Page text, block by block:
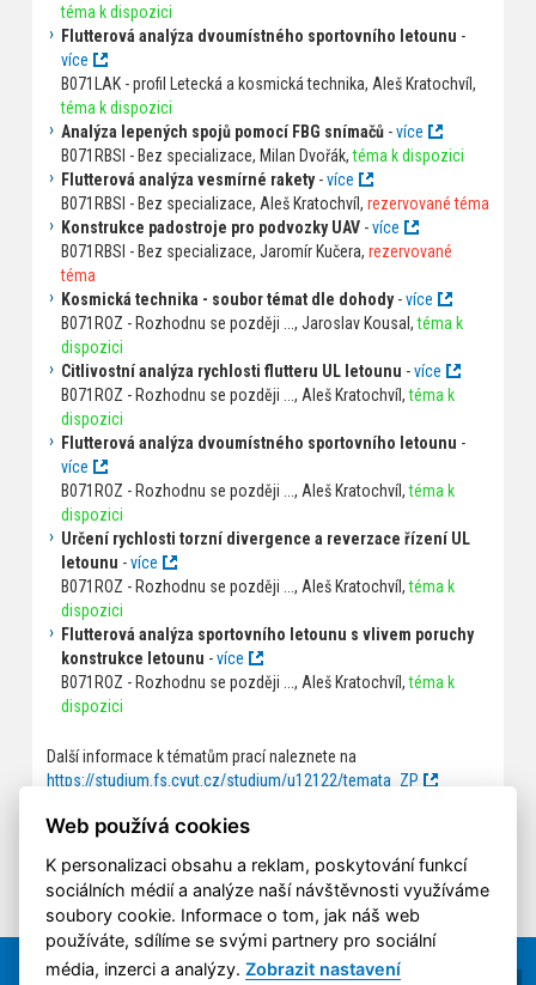
téma k dispozici
Flutterová analýza dvoumístného sportovního letounu -
více
B071LAK - profil Letecká a kosmická technika, Aleš Kratochvíl,
téma k dispozici
Analýza lepených spojů pomocí FBG snímačů-více
B071RBSI - Bez specializace, Milan Dvořák,téma k dispozici
Flutterová analýza vesmírné rakety-více
B071RBSI - Bez specializace, Aleš Kratochvíl, rezervované téma
Konstrukce padostroje pro podvozky UAV-více
B071RBSI - Bez specializace, Jaromír Kučera, rezervované
téma
Kosmická technika - soubor témat dle dohody-více
B071ROZ - Rozhodnu se později ..., Jaroslav Kousal,téma k
dispozici
Citlivostní analýza rychlosti flutteru UL letounu -více
B071ROZ - Rozhodnu se později ..., Aleš Kratochvíl,téma k
dispozici
Flutterová analýza dvoumístného sportovního letounu -
více
B071ROZ - Rozhodnu se později ..., Aleš Kratochvíl,téma k
dispozici
Určení rychlosti torzní divergence a reverzace řízení UL
letounu -více
B071ROZ - Rozhodnu se později ..., Aleš Kratochvíl,téma k
dispozici
Flutterová analýza sportovního letounu s vlivem poruchy
konstrukce letounu -více
B071ROZ - Rozhodnu se později ..., Aleš Kratochvíl,téma k
dispozici
Další informace k tématům prací naleznete na
https://studium.fs.cvut.cz/studium/u12122/temata_ZP
►Nabídky závěrečných prací z firemní praxe
Web používá cookies
K personalizaci obsahu a reklam, poskytování funkcí
sociálních médií a analýze naší návštěvnosti využíváme
soubory cookie. Informace o tom, jak náš web
používáte, sdílíme se svými partnery pro sociální
média, inzerci a analýzy.Zobrazit nastavení